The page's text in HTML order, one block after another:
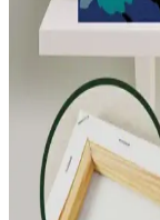
İki popüler çocuk
yardımcı oluyoruz.
Stabilo Point
Yazım ve
Stabilo Point 88,
tasarımıyla okul ve